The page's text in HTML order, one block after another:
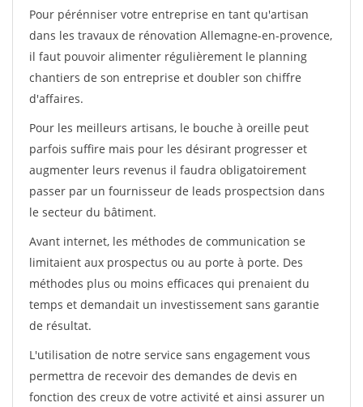
Pour pérénniser votre entreprise en tant qu'artisan
dans les travaux de rénovation Allemagne-en-provence,
il faut pouvoir alimenter régulièrement le planning
chantiers de son entreprise et doubler son chiffre
d'affaires.
Pour les meilleurs artisans, le bouche à oreille peut
parfois suffire mais pour les désirant progresser et
augmenter leurs revenus il faudra obligatoirement
passer par un fournisseur de leads prospectsion dans
le secteur du bâtiment.
Avant internet, les méthodes de communication se
limitaient aux prospectus ou au porte à porte. Des
méthodes plus ou moins efficaces qui prenaient du
temps et demandait un investissement sans garantie
de résultat.
L'utilisation de notre service sans engagement vous
permettra de recevoir des demandes de devis en
fonction des creux de votre activité et ainsi assurer un